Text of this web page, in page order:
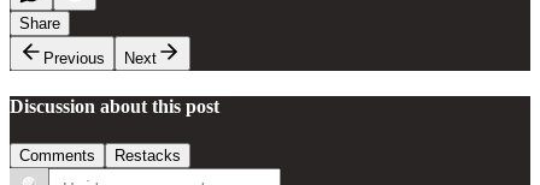
Share
Previous
Next
Discussion about this post
Comments Restacks